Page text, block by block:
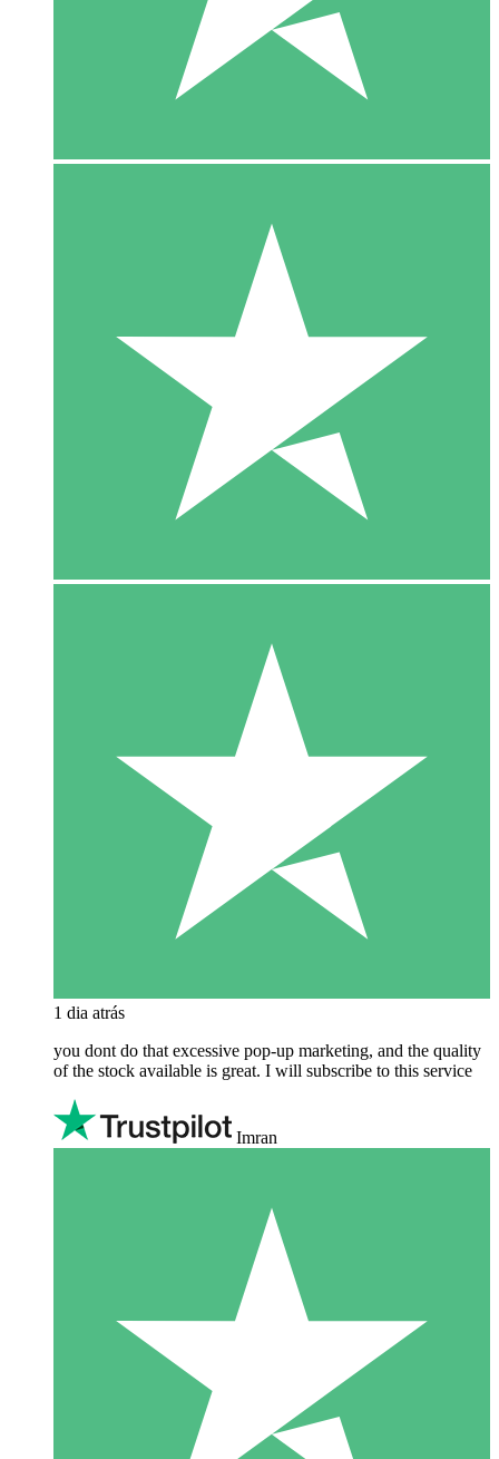
1 dia atrás
you dont do that excessive pop-up marketing, and the quality
of the stock available is great. I will subscribe to this service
Imran